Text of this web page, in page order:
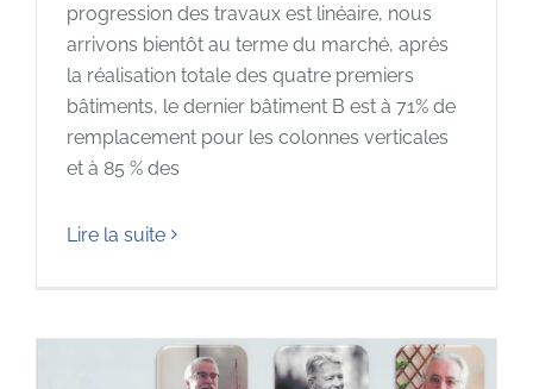
progression des travaux est linéaire, nous
arrivons bientôt au terme du marché, après
la réalisation totale des quatre premiers
bâtiments, le dernier bâtiment B est à 71% de
remplacement pour les colonnes verticales
et à 85 % des
Lire la suite